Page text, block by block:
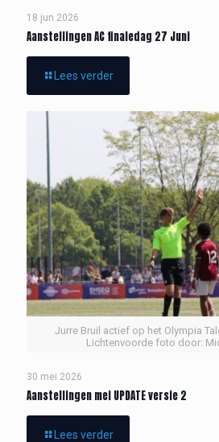
18 jun 2026
Aanstellingen AC finaledag 27 Juni
Lees verder
Jurre Bruil actief op het Olympia
Lichtenvoorde foto door:
30 mei 2026
Aanstellingen mei UPDATE versie 2
Lees verder